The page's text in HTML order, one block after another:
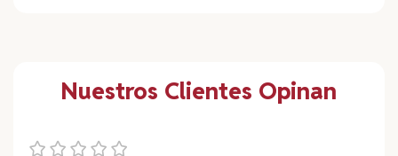
Nuestros Clientes Opinan